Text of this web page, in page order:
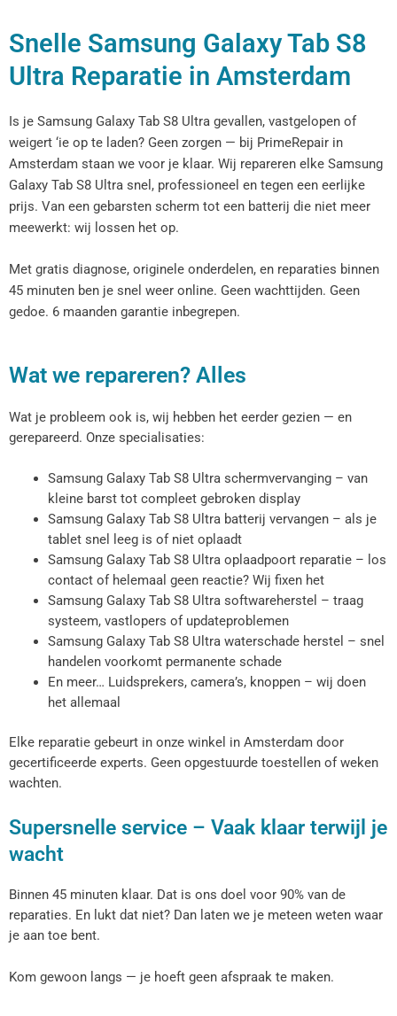
Snelle Samsung Galaxy Tab S8
Ultra Reparatie​​​​ in Amsterdam
Is je Samsung Galaxy Tab S8 Ultra​​ gevallen, vastgelopen of
weigert ‘ie op te laden? Geen zorgen — bij PrimeRepair in
Amsterdam staan we voor je klaar. Wij repareren elke Samsung
Galaxy Tab S8 Ultra​​ snel, professioneel en tegen een eerlijke
prijs. Van een gebarsten scherm tot een batterij die niet meer
meewerkt: wij lossen het op.
Met gratis diagnose, originele onderdelen, en reparaties binnen
45 minuten ben je snel weer online. Geen wachttijden. Geen
gedoe. 6 maanden garantie inbegrepen.
Wat we repareren? Alles
Wat je probleem ook is, wij hebben het eerder gezien — en
gerepareerd. Onze specialisaties:
Samsung Galaxy Tab S8 Ultra schermvervanging – van
kleine barst tot compleet gebroken display
Samsung Galaxy Tab S8 Ultra batterij vervangen – als je
tablet snel leeg is of niet oplaadt
Samsung Galaxy Tab S8 Ultra oplaadpoort reparatie – los
contact of helemaal geen reactie? Wij fixen het
Samsung Galaxy Tab S8 Ultra softwareherstel – traag
systeem, vastlopers of updateproblemen
Samsung Galaxy Tab S8 Ultra waterschade herstel – snel
handelen voorkomt permanente schade
En meer… Luidsprekers, camera’s, knoppen – wij doen
het allemaal
Elke reparatie gebeurt in onze winkel in Amsterdam door
gecertificeerde experts. Geen opgestuurde toestellen of weken
wachten.
Supersnelle service – Vaak klaar terwijl je
wacht
Binnen 45 minuten klaar. Dat is ons doel voor 90% van de
reparaties. En lukt dat niet? Dan laten we je meteen weten waar
je aan toe bent.
Kom gewoon langs — je hoeft geen afspraak te maken.